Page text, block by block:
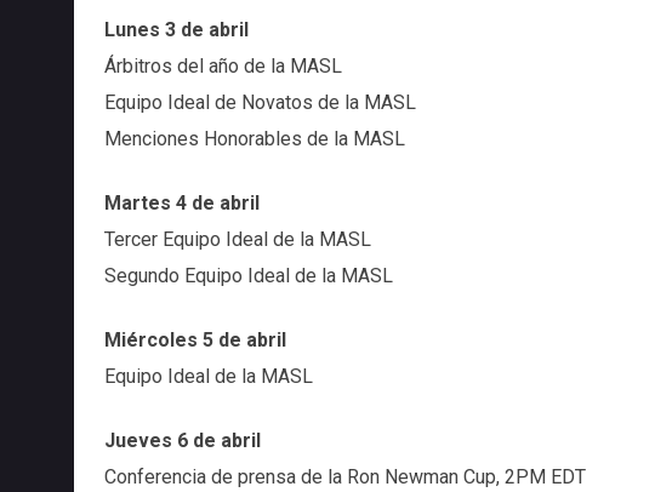
Lunes 3 de abril
Árbitros del año de la MASL
Equipo Ideal de Novatos de la MASL
Menciones Honorables de la MASL
Martes 4 de abril
Tercer Equipo Ideal de la MASL
Segundo Equipo Ideal de la MASL
Miércoles 5 de abril
Equipo Ideal de la MASL
Jueves 6 de abril
Conferencia de prensa de la Ron Newman Cup, 2PM EDT